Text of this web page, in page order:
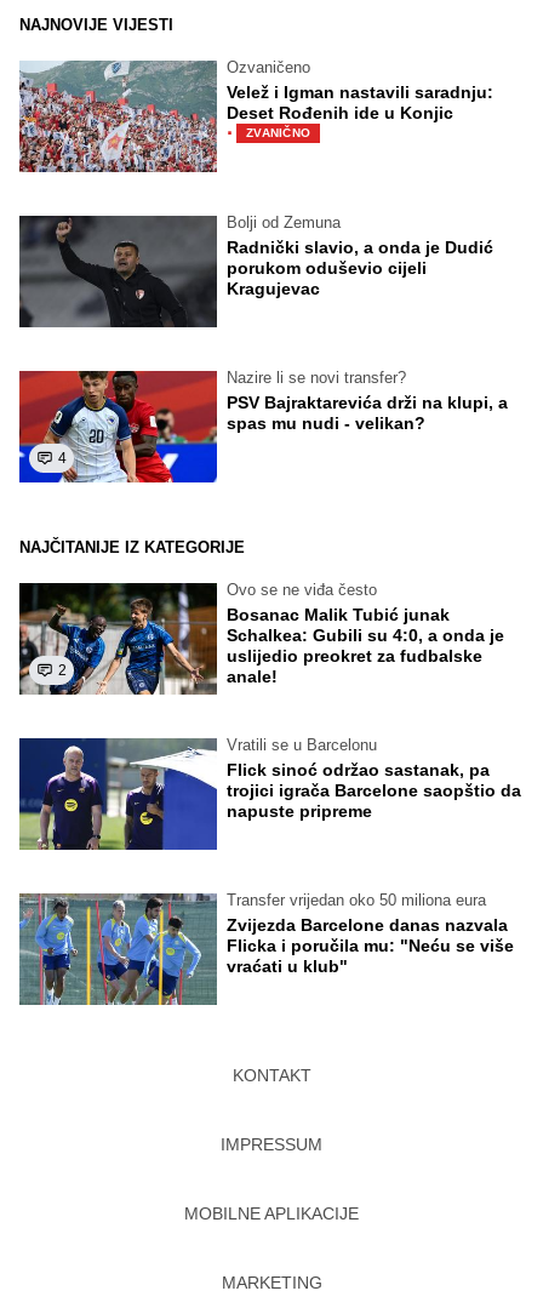
NAJNOVIJE VIJESTI
Ozvaničeno
Velež i Igman nastavili saradnju:
Deset Rođenih ide u Konjic
· ZVANIČNO
Bolji od Zemuna
Radnički slavio, a onda je Dudić
porukom oduševio cijeli
Kragujevac
4
Nazire li se novi transfer?
PSV Bajraktarevića drži na klupi, a
spas mu nudi - velikan?
NAJČITANIJE IZ KATEGORIJE
2
Ovo se ne viđa često
Bosanac Malik Tubić junak
Schalkea: Gubili su 4:0, a onda je
uslijedio preokret za fudbalske
anale!
Vratili se u Barcelonu
Flick sinoć održao sastanak, pa
trojici igrača Barcelone saopštio da
napuste pripreme
Transfer vrijedan oko 50 miliona eura
Zvijezda Barcelone danas nazvala
Flicka i poručila mu: "Neću se više
vraćati u klub"
KONTAKT
IMPRESSUM
MOBILNE APLIKACIJE
MARKETING